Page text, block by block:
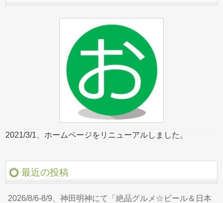
2021/3/1、ホームページをリニューアルしました。
最近の投稿
2026/8/6-8/9、神田明神にて「絶品グルメ☆ビール＆日本